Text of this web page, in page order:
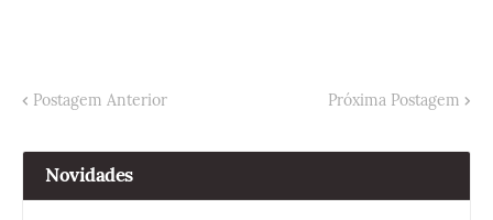
Postagem Anterior Próxima Postagem
Novidades